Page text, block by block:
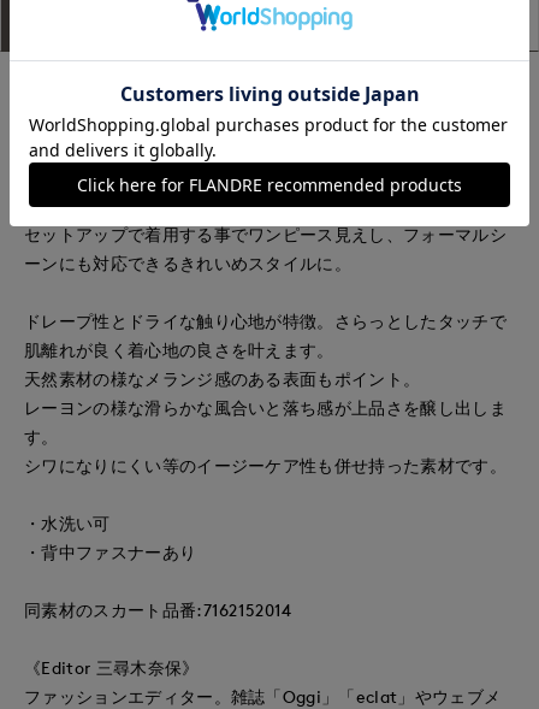
サイズ詳細
ケープの様なスリープデザインが華奢なアームラインを演出し
てくれるデザインブラウス。
詰まったネックラインは上品な印象に。
裾周りには前後差を付け、スリットを施したニュアンスのある
シルエットです。
セットアップで着用する事でワンピース見えし、フォーマルシ
ーンにも対応できるきれいめスタイルに。
ドレープ性とドライな触り心地が特徴。さらっとしたタッチで
肌離れが良く着心地の良さを叶えます。
天然素材の様なメランジ感のある表面もポイント。
レーヨンの様な滑らかな風合いと落ち感が上品さを醸し出しま
す。
シワになりにくい等のイージーケア性も併せ持った素材です。
・水洗い可
・背中ファスナーあり
同素材のスカート品番:7162152014
《Editor 三尋木奈保》
ファッションエディター。雑誌「Oggi」「eclat」やウェブメ